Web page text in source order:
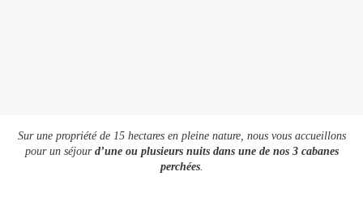
Sur une propriété de 15 hectares en pleine nature, nous vous accueillons
pour un séjour d’une ou plusieurs nuits dans une de nos 3 cabanes
perchées.